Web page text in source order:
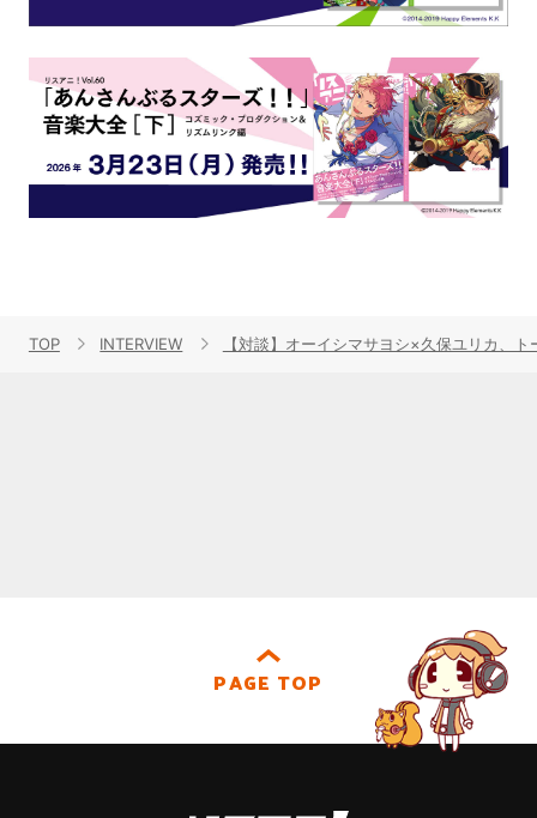
TOP INTERVIEW 【対談】オーイシマサヨシ×久保ユリカ、
PAGE TOP